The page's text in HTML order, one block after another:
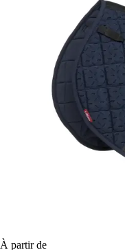
À partir de